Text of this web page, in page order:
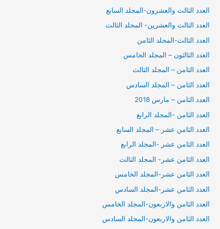
العدد الثالث والعشرون-المجلد السابع
العدد الثالث والعشرين- المجلد الثالث
العدد الثالث-المجلد الثامن
العدد الثالثون – المجلد الخامس
العدد الثامن – المجلد الثالث
العدد الثامن – المجلد السادس
العدد الثامن – مارس 2018
العدد الثامن -المجلد الرابع
العدد الثامن عشر – المجلد السابع
العدد الثامن عشر -المجلد الرابع
العدد الثامن عشر- المجلد الثالث
العدد الثامن عشر-المجلد الخامس
العدد الثامن عشر-المجلد السادس
العدد الثامن والاربعون-المجلد الخامس
العدد الثامن والاربعون-المجلد السادس